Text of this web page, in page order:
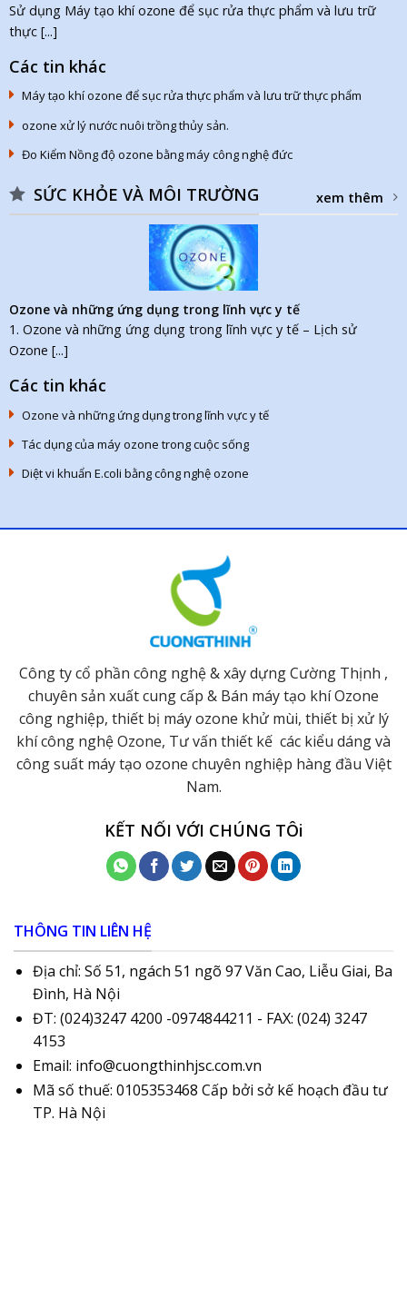
Sử dụng Máy tạo khí ozone để sục rửa thực phẩm và lưu trữ
thực [...]
Các tin khác
Máy tạo khí ozone để sục rửa thực phẩm và lưu trữ thực phẩm
ozone xử lý nước nuôi trồng thủy sản.
Đo Kiểm Nồng độ ozone bằng máy công nghệ đức
SỨC KHỎE VÀ MÔI TRƯỜNG xem thêm
Ozone và những ứng dụng trong lĩnh vực y tế
1. Ozone và những ứng dụng trong lĩnh vực y tế – Lịch sử
Ozone [...]
Các tin khác
Ozone và những ứng dụng trong lĩnh vực y tế
Tác dụng của máy ozone trong cuộc sống
Diệt vi khuẩn E.coli bằng công nghệ ozone
Công ty cổ phần công nghệ & xây dựng Cường Thịnh ,
chuyên sản xuất cung cấp & Bán máy tạo khí Ozone
công nghiệp, thiết bị máy ozone khử mùi, thiết bị xử lý
khí công nghệ Ozone, Tư vấn thiết kế các kiểu dáng và
công suất máy tạo ozone chuyên nghiệp hàng đầu Việt
Nam.
KẾT NỐI VỚI CHÚNG TÔi
THÔNG TIN LIÊN HỆ
Địa chỉ: Số 51, ngách 51 ngõ 97 Văn Cao, Liễu Giai, Ba
Đình, Hà Nội
ĐT: (024)3247 4200 -0974844211 - FAX: (024) 3247
4153
Email: info@cuongthinhjsc.com.vn
Mã số thuế: 0105353468 Cấp bởi sở kế hoạch đầu tư
TP. Hà Nội